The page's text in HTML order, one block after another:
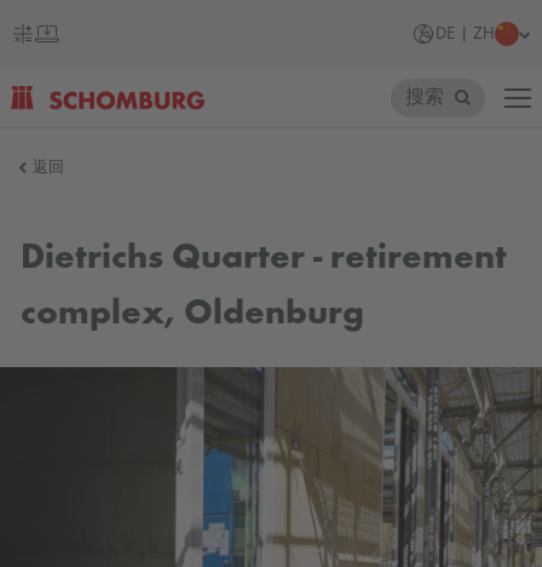
DE | ZH
国
搜索
返回
Dietrichs Quarter - retirement
complex, Oldenburg